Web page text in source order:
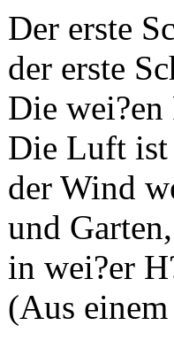
Der erste
der erste
Die
Die Luft ist
der Wind
und
in wei?er
(Aus